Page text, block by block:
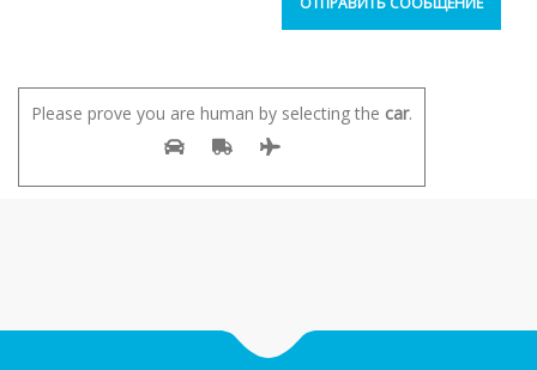
Please prove you are human by selecting the car.